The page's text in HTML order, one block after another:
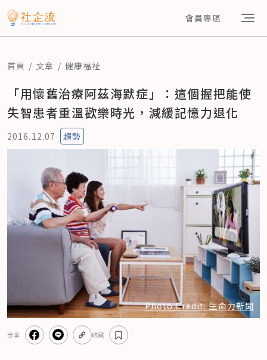
會員專區
首頁 文章 健康福祉
「用懷舊治療阿茲海默症」：這個握把能使
失智患者重溫歡樂時光，減緩記憶力退化
2016.12.07 趨勢
Photo Credit: 生命力新聞
分享 收藏